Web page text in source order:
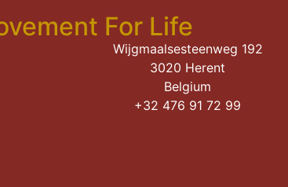
For Life
Wijgmaalsesteenweg 192
3020 Herent
Belgium
+32 476 91 72 99